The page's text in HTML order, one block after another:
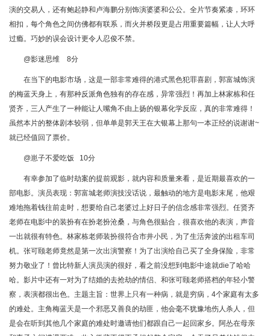
演的交易人，还有鲍起静和卢海鹏分别饰演婆婆和公公。全片节奏紧凑，环环
相扣，每个角色之间仿佛都有联系，而火并桥段更是占用重要篇幅，让人大呼
过瘾。巧妙的误会设计更令人忍俊不禁。
@影迷思维 8分
在当下的电影市场，这是一部非常难得的港式黑色犯罪喜剧，郭富城饰演
的梅蓝天身上，有那种反派角色独有的存在感，异常强烈！再加上林家栋和任
贤齐，三人产生了一种能让人嘴角不由上扬的银幕化学反应，真的非常难得！
虽然本片的整体剧本较弱，但单单是郭天王在大银幕上那句一本正经的说谢谢~
就已经值回了票价。
@崽子不爱吃饭 10分
有幸参加了临时劫案的提前观影，就内容和质量来看，是近期最喜欢的一
部电影。演员表现：郭富城老师演技没话说，最触动的地方是电影末尾，他艰
难地拖着钱往前走时，想要给自己老婆过上好日子的信念感非常强烈。任贤齐
老师在电影中的装扮有在扮老扮沧桑，与角色很贴合，很喜欢他的表演，声音
一出就很有特色。林家栋老师装扮很符合市井小民，为了生活奔波的出租车司
机。张可颐老师竟然是第一次出演警察！为了出演给自己买了全身保险，非常
努力敬业了！曾比特新人演员演的很好，看之前没想到电影中途就die了哈哈
哈。影片中还有一对为了结婚的去抢劫的情侣、和张可颐老师搭档的年轻小警
察，表演都很出色。主题主旨：世界上只有一种病，就是穷病，4个家庭有太多
的难处。主角梅蓝天是一个邪恶又善良的劫匪，他会毫不犹豫地伤人杀人，但
是会在听到其他几个家庭的难处时邀请他们都跟自己一起回家乡。阿怂在母亲